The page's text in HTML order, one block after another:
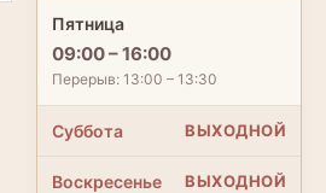
Пятница
09:00 – 16:00
Перерыв: 13:00 – 13:30
Суббота ВЫХОДНОЙ
Воскресенье ВЫХОДНОЙ